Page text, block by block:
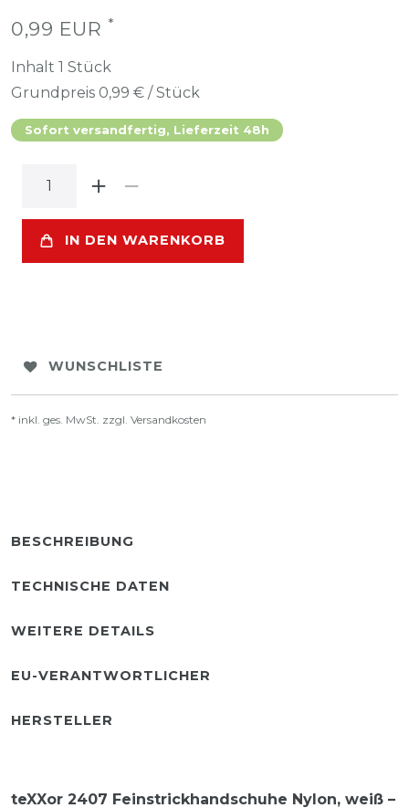
0,99 EUR *
Inhalt 1 Stück
Grundpreis 0,99 € / Stück
Sofort versandfertig, Lieferzeit 48h
IN DEN WARENKORB
WUNSCHLISTE
* inkl. ges. MwSt. zzgl. Versandkosten
BESCHREIBUNG
TECHNISCHE DATEN
WEITERE DETAILS
EU-VERANTWORTLICHER
HERSTELLER
teXXor 2407 Feinstrickhandschuhe Nylon, weiß –